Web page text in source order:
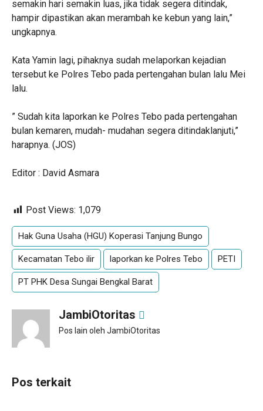
semakin hari semakin luas, jika tidak segera ditindak,
hampir dipastikan akan merambah ke kebun yang lain,”
ungkapnya.
Kata Yamin lagi, pihaknya sudah melaporkan kejadian
tersebut ke Polres Tebo pada pertengahan bulan lalu Mei
lalu.
” Sudah kita laporkan ke Polres Tebo pada pertengahan
bulan kemaren, mudah- mudahan segera ditindaklanjuti,”
harapnya. (JOS)
Editor : David Asmara
Post Views: 1,079
Hak Guna Usaha (HGU) Koperasi Tanjung Bungo
Kecamatan Tebo ilir laporkan ke Polres Tebo PETI
PT PHK Desa Sungai Bengkal Barat
JambiOtoritas
Pos lain oleh JambiOtoritas
Pos terkait